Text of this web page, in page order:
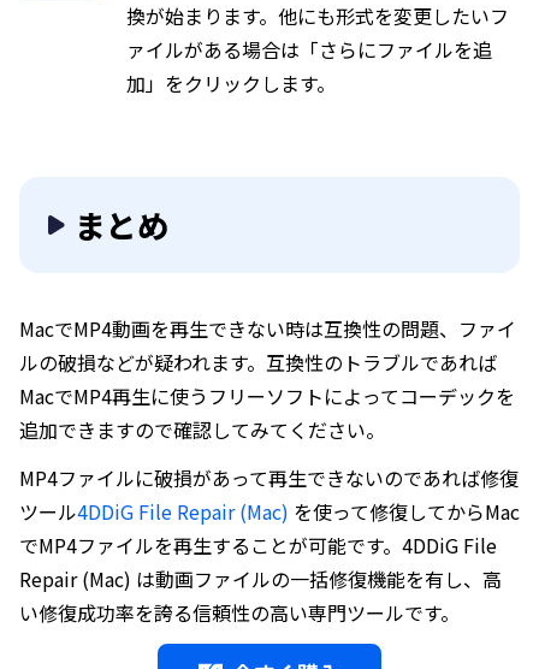
換が始まります。他にも形式を変更したいフ
ァイルがある場合は「さらにファイルを追
加」をクリックします。
まとめ
MacでMP4動画を再生できない時は互換性の問題、ファイ
ルの破損などが疑われます。互換性のトラブルであれば
MacでMP4再生に使うフリーソフトによってコーデックを
追加できますので確認してみてください。
MP4ファイルに破損があって再生できないのであれば修復
ツール4DDiG File Repair (Mac) を使って修復してからMac
でMP4ファイルを再生することが可能です。4DDiG File
Repair (Mac) は動画ファイルの一括修復機能を有し、高
い修復成功率を誇る信頼性の高い専門ツールです。